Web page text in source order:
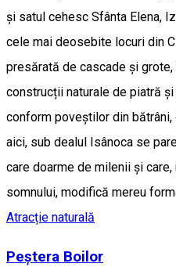
și satul cehesc Sfânta Elena,
cele mai deosebite locuri din
presărată de cascade și
construcții naturale de piatră
conform poveștilor din
aici, sub dealul Isânoca se
care doarme de milenii și
somnului, modifică mereu
Atracție naturală
Peștera Boilor